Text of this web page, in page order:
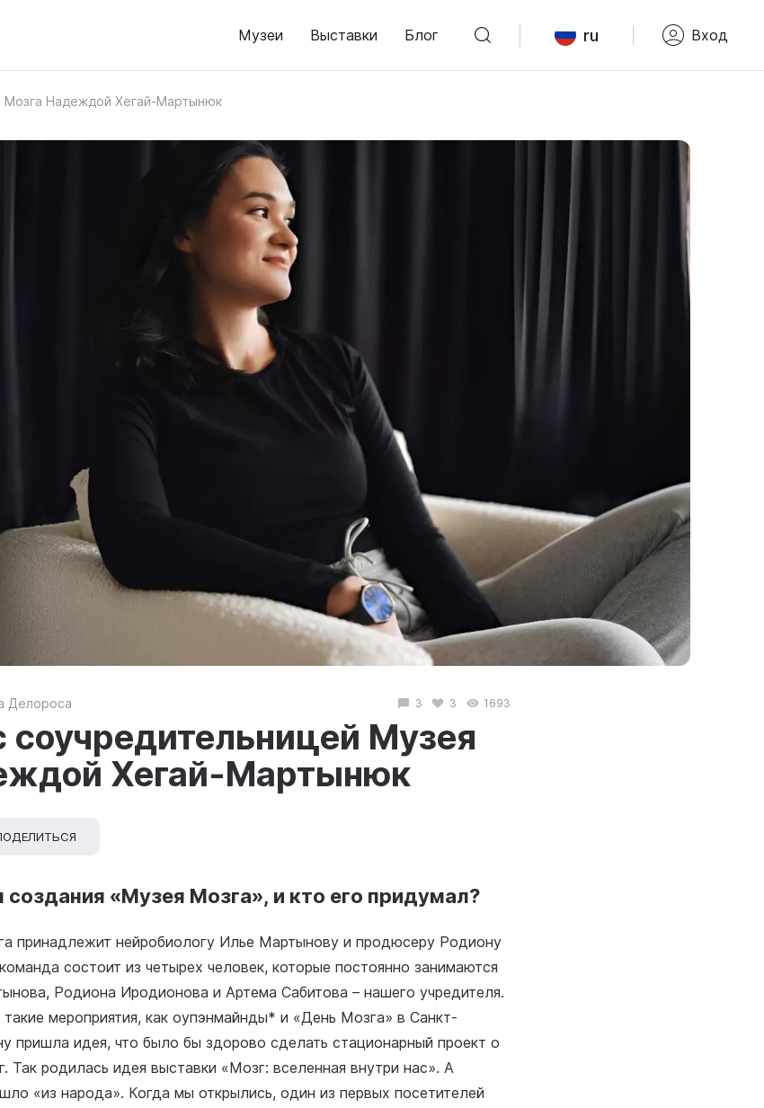
Музеи Выставки Блог ru Вход
Мозга Надеждой Хегай-Мартынюк
Делороса 3 3 1693
соучредительницей Музея
Хегай-Мартынюк
«Музея Мозга», и кто его придумал?
принадлежит нейробиологу Илье Мартынову и продюсеру Родиону
состоит из четырех человек, которые постоянно занимаются
Родиона Иродионова и Артема Сабитова – нашего учредителя.
мероприятия, как оупэнмайнды* и «День Мозга» в Санкт-
пришла идея, что было бы здорово сделать стационарный проект о
Так родилась идея выставки «Мозг: вселенная внутри нас». А
«из народа». Когда мы открылись, один из первых посетителей